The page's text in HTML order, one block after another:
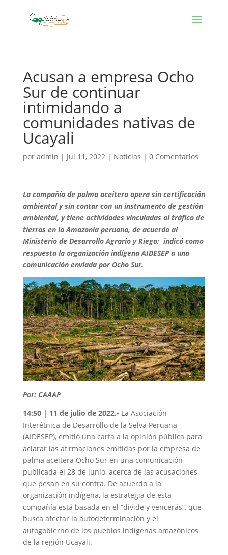
Acusan a empresa Ocho
Sur de continuar
intimidando a
comunidades nativas de
Ucayali
por admin | Jul 11, 2022| Noticias | 0 Comentarios
La compañía de palma aceitera opera sin certificación
ambiental y sin contar con un instrumento de gestión
ambiental, y tiene actividades vinculadas al tráfico de
tierras en la Amazonía peruana, de acuerdo al
Ministerio de Desarrollo Agrario y Riego; indicó como
respuesta la organización indígena AIDESEP a una
comunicación enviada por Ocho Sur.
Por: CAAAP
14:50 | 11 de julio de 2022.- La Asociación
Interétnica de Desarrollo de la Selva Peruana
(AIDESEP), emitió una carta a la opinión pública para
aclarar las afirmaciones emitidas por la empresa de
palma aceitera Ocho Sur en una comunicación
publicada el 28 de junio, acerca de las acusaciones
que pesan en su contra. De acuerdo a la
organización indígena, la estrategia de esta
compañía está basada en el “divide y vencerás”, que
busca afectar la autodeterminación y el
autogobierno de los pueblos indígenas amazónicos
de la región Ucayali.